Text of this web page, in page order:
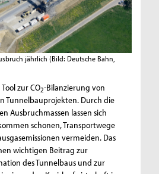
jährlich (Bild: Deutsche Bahn,
zur CO2-Bilanzierung von
Tunnelbauprojekten. Durch die
Ausbruchmassen lassen sich
schonen, Transportwege
vermeiden. Das
wichtigen Beitrag zur
des Tunnelbaus und zur